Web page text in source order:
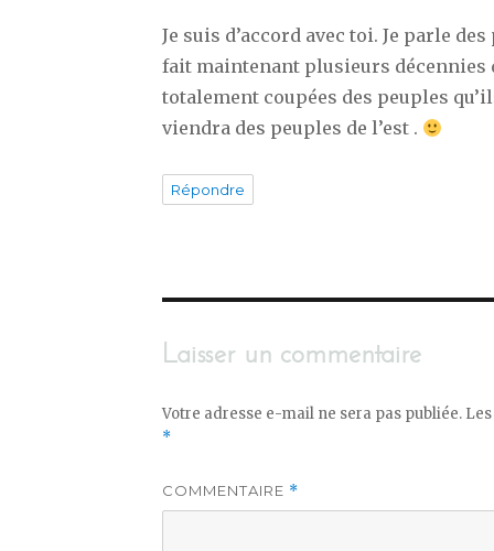
Je suis d’accord avec toi. Je parle
fait maintenant plusieurs
totalement coupées des peuples
viendra des peuples de l’est .
Répondre
Laisser un commentaire
Votre adresse e-mail ne sera pas publiée.
*
COMMENTAIRE *